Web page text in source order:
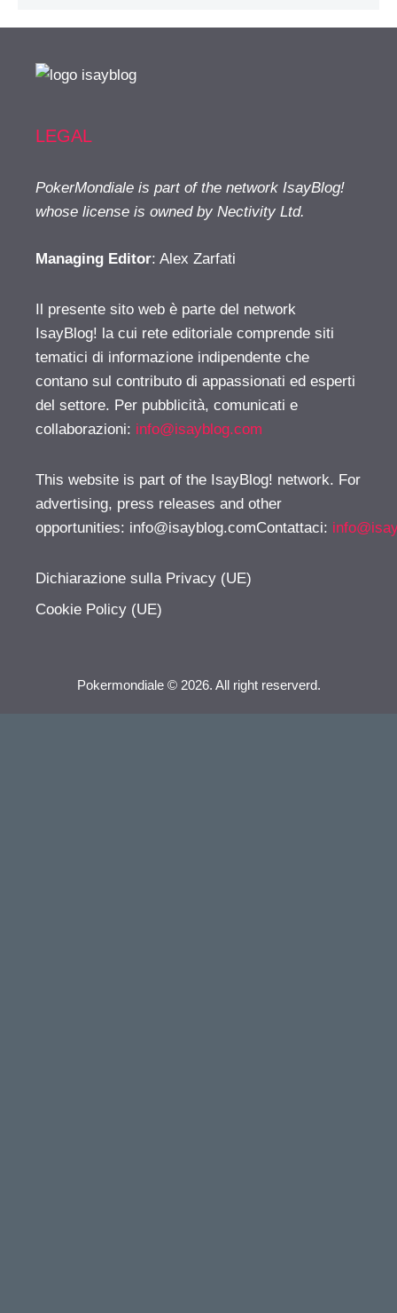
LEGAL
PokerMondiale is part of the network IsayBlog!
whose license is owned by Nectivity Ltd.
Managing Editor: Alex Zarfati
Il presente sito web è parte del network
IsayBlog! la cui rete editoriale comprende siti
tematici di informazione indipendente che
contano sul contributo di appassionati ed esperti
del settore. Per pubblicità, comunicati e
collaborazioni: info@isayblog.com
This website is part of the IsayBlog! network. For
advertising, press releases and other
opportunities: info@isayblog.comContattaci:
Dichiarazione sulla Privacy (UE)
Cookie Policy (UE)
Pokermondiale © 2026. All right reserverd.